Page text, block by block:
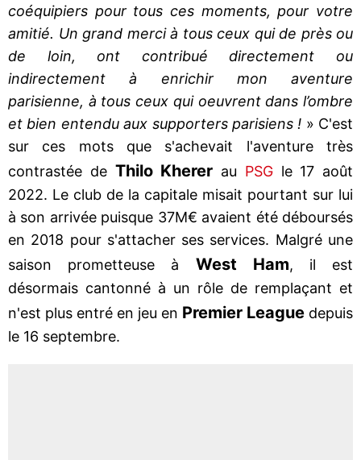
coéquipiers pour tous ces moments, pour votre
amitié. Un grand merci à tous ceux qui de près ou
de loin, ont contribué directement ou
indirectement à enrichir mon aventure
parisienne, à tous ceux qui oeuvrent dans l’ombre
et bien entendu aux supporters parisiens ! » C'est
sur ces mots que s'achevait l'aventure très
contrastée de Thilo Kherer au PSGle 17 août
2022. Le club de la capitale misait pourtant sur lui
à son arrivée puisque 37M€ avaient été déboursés
en 2018 pour s'attacher ses services. Malgré une
saison prometteuse à West Ham, il est
désormais cantonné à un rôle de remplaçant et
n'est plus entré en jeu en Premier League depuis
le 16 septembre.